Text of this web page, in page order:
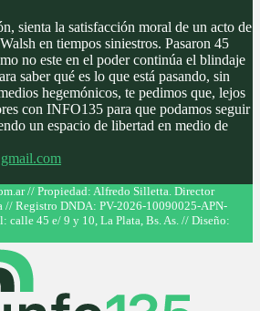
sienta la satisfacción moral de un acto de
en tiempos siniestros. Pasaron 45
no este en el poder continúa el blindaje
saber qué es lo que está pasando, sin
hegemónicos, te pedimos que, lejos
con INFO135 para que podamos seguir
un espacio de libertad en medio de
// Propiedad: Alfredo Silletta. Director
// Registro DNDA: PV-2026-10090025-APN-
45 e/ 9 y 10, La Plata, Bs. As. // Diseño: